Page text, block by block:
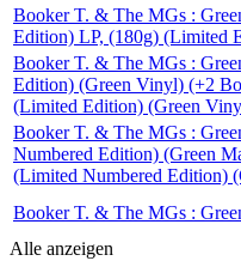
Booker T. & The MGs :
Edition) LP, (180g) (Limited
Booker T. & The MGs :
Edition) (Green Vinyl) (+2
(Limited Edition) (Green
Booker T. & The MGs :
Numbered Edition) (Green
(Limited Numbered Edition)
Booker T. & The MGs :
Alle anzeigen